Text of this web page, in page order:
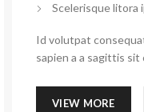
Scelerisque litora
Id volutpat
sapien a a sagittis
VIEW MORE